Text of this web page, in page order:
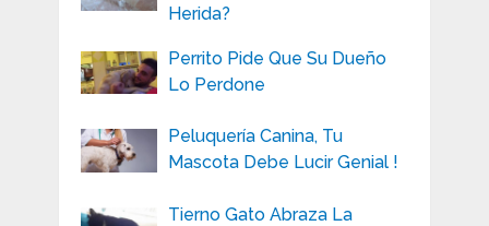
Herida?
Perrito Pide Que Su Dueño
Lo Perdone
Peluquería Canina, Tu
Mascota Debe Lucir Genial !
Tierno Gato Abraza La